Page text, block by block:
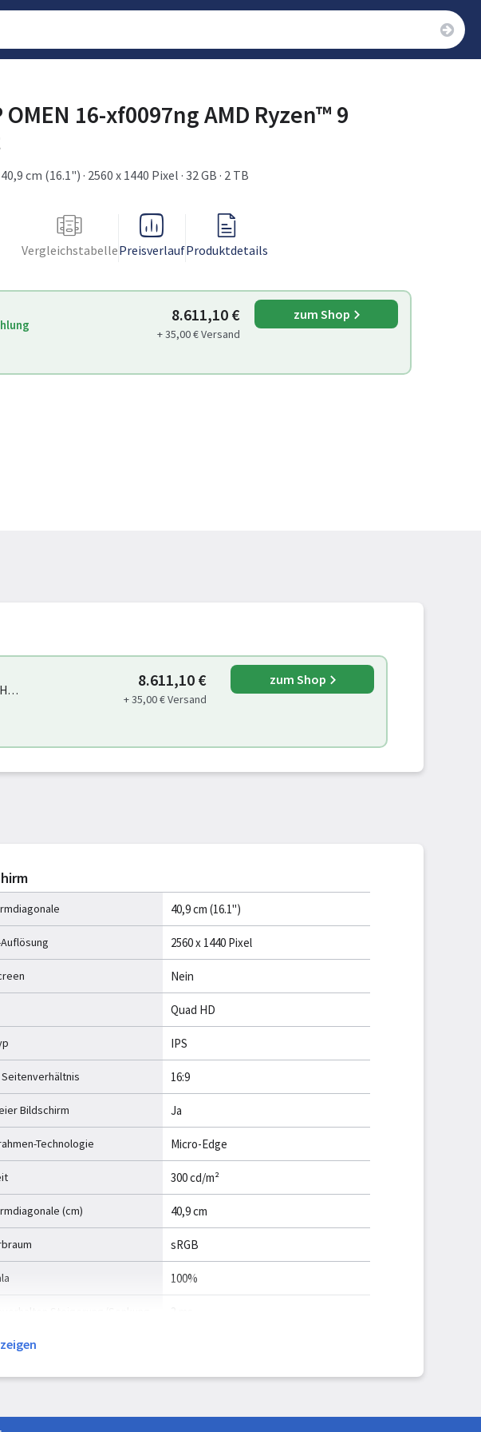
OMEN 16-xf0097ng AMD Ryzen™ 9
cm (16.1") · 2560 x 1440 Pixel · 32 GB · 2 TB
VergleichstabellePreisverlaufProduktdetails
8.611,10 €
+ 35,00 € Versand
zum Shop
8.611,10 €
+ 35,00 € Versand
zum Shop
40,9 cm (16.1")
2560 x 1440 Pixel
Nein
Quad HD
IPS
16:9
Bildschirm Ja
Technologie Micro-Edge
300 cd/m²
(cm) 40,9 cm
sRGB
100%
Bildwiederholrate